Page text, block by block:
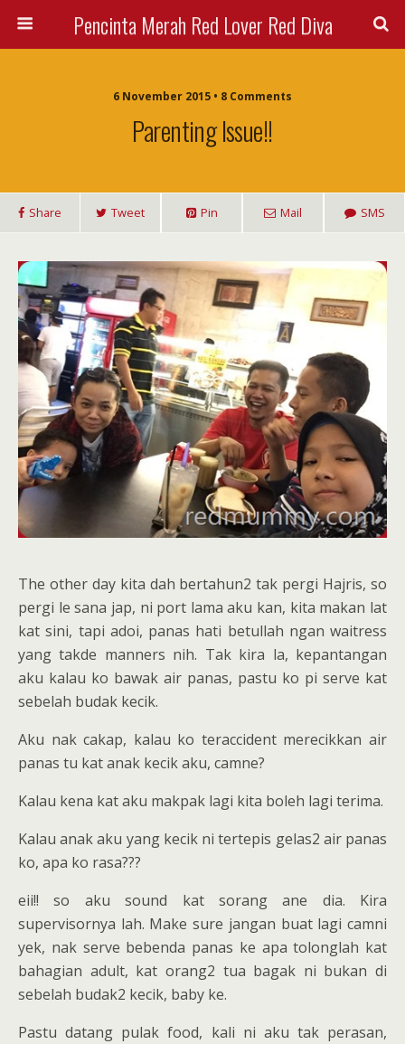
Pencinta Merah Red Lover Red Diva
6 November 2015 • 8 Comments
Parenting Issue!!
Share Tweet Pin Mail SMS
The other day kita dah bertahun2 tak pergi Hajris, so
pergi le sana jap, ni port lama aku kan, kita makan lat
kat sini, tapi adoi, panas hati betullah ngan waitress
yang takde manners nih. Tak kira la, kepantangan
aku kalau ko bawak air panas, pastu ko pi serve kat
sebelah budak kecik.
Aku nak cakap, kalau ko teraccident merecikkan air
panas tu kat anak kecik aku, camne?
Kalau kena kat aku makpak lagi kita boleh lagi terima.
Kalau anak aku yang kecik ni tertepis gelas2 air panas
ko, apa ko rasa???
eii!! so aku sound kat sorang ane dia. Kira
supervisornya lah. Make sure jangan buat lagi camni
yek, nak serve bebenda panas ke apa tolonglah kat
bahagian adult, kat orang2 tua bagak ni bukan di
sebelah budak2 kecik, baby ke.
Pastu datang pulak food, kali ni aku tak perasan,